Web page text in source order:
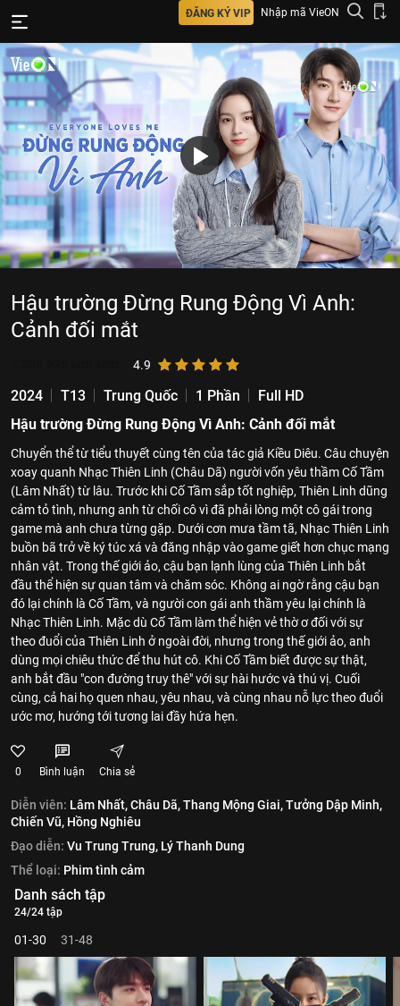
ĐĂNG KÝ VIP Nhập mã VieON
Hậu trường Đừng Rung Động Vì Anh:
Cảnh đối mắt
4.9
2024 T13 Trung Quốc 1 Phần
Full HD
Hậu trường Đừng Rung Động Vì Anh: Cảnh đối mắt
Chuyển thể từ tiểu thuyết cùng tên của tác giả Kiều Diêu. Câu chuyện
xoay quanh Nhạc Thiên Linh (Châu Dã) người vốn yêu thầm Cố Tầm
(Lâm Nhất) từ lâu. Trước khi Cố Tầm sắp tốt nghiệp, Thiên Linh dũng
cảm tỏ tình, nhưng anh từ chối cô vì đã phải lòng một cô gái trong
game mà anh chưa từng gặp. Dưới cơn mưa tầm tã, Nhạc Thiên Linh
buồn bã trở về ký túc xá và đăng nhập vào game giết hơn chục mạng
nhân vật. Trong thế giới ảo, cậu bạn lạnh lùng của Thiên Linh bắt
đầu thể hiện sự quan tâm và chăm sóc. Không ai ngờ rằng cậu bạn
đó lại chính là Cố Tầm, và người con gái anh thầm yêu lại chính là
Nhạc Thiên Linh. Mặc dù Cố Tầm làm thể hiện vẻ thờ ơ đối với sự
theo đuổi của Thiên Linh ở ngoài đời, nhưng trong thế giới ảo, anh
dùng mọi chiêu thức để thu hút cô. Khi Cố Tầm biết được sự thật,
anh bắt đầu "con đường truy thê" với sự hài hước và thú vị. Cuối
cùng, cả hai họ quen nhau, yêu nhau, và cùng nhau nỗ lực theo đuổi
ước mơ, hướng tới tương lai đầy hứa hẹn.
0 Bình luận Chia sẻ
Diễn viên: Lâm Nhất,Châu Dã,Thang Mộng Giai,Tưởng Dập Minh,
Chiến Vũ, Hồng Nghiêu
Đạo diễn: Vu Trung Trung, Lý Thanh Dung
Thể loại: Phim tình cảm
Danh sách tập
24/24 tập
01-30 31-48